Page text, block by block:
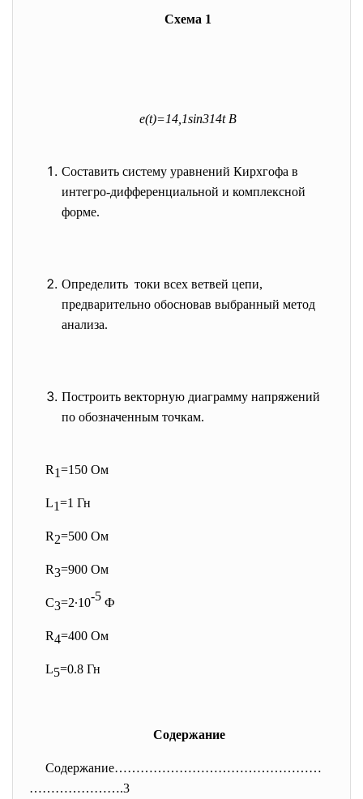
Схема 1
e(t)=14,1sin314t В
Составить систему уравнений Кирхгофа в
интегро-дифференциальной и комплексной
форме.
Определить токи всех ветвей цепи,
предварительно обосновав выбранный метод
анализа.
Построить векторную диаграмму напряжений
по обозначенным точкам.
R1=150 Ом
L1=1 Гн
R2=500 Ом
R3=900 Ом
C3=2∙10-5 Ф
R4=400 Ом
L5=0.8 Гн
Содержание
Содержание…………………………………………
………………….3